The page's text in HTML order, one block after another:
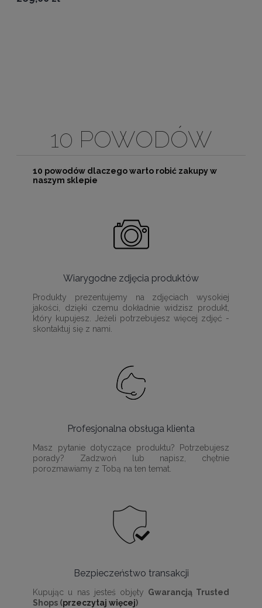
10 POWODÓW
10 powodów dlaczego warto robić zakupy w
naszym sklepie
Wiarygodne zdjęcia produktów
Produkty prezentujemy na zdjęciach wysokiej
jakości, dzięki czemu dokładnie widzisz produkt,
który kupujesz. Jeżeli potrzebujesz więcej zdjęć -
skontaktuj się z nami.
Profesjonalna obsługa klienta
Masz pytanie dotyczące produktu? Potrzebujesz
porady? Zadzwoń lub napisz, chętnie
porozmawiamy z Tobą na ten temat.
Bezpieczeństwo transakcji
Kupując u nas jesteś objęty Gwarancją Trusted
Shops (przeczytaj więcej)